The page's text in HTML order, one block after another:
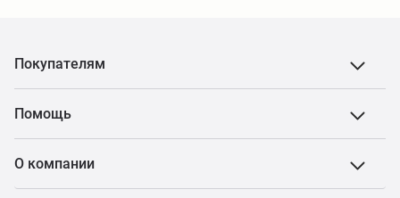
Покупателям
Помощь
О компании